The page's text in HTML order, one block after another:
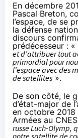
En décembre
Pascal Breton,
l’espace, de se
la défense
discours
prédécesseur : «
et d’attribuer tout
primordial pour
l’espace avec des
de satellites ».
De son côté, le
d’état-major de
en octobre 2018
Armées au
russe Luch-Olymp,